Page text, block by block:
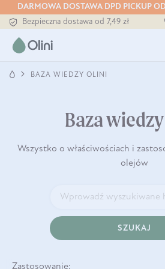
DARMOWA DOSTAWA DPD PICKUP
Bezpieczna dostawa od 7,49 zł
Darmowa dostawa od 199 zł
Tłoczony zawsze na zimno
BAZA WIEDZY OLINI
Baza
Wszystko o właściwościach i
olejów
SZUKAJ
Zastosowanie: